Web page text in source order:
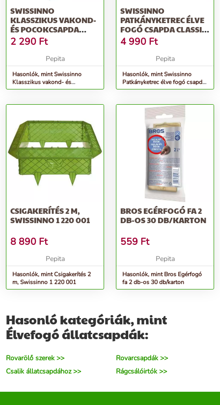
SWISSINNO
KLASSZIKUS VAKOND-
ÉS POCOKCSAPDA
FÉMCSIPESZ
2 290 Ft
Pepita
Hasonlók, mint Swissinno
Klasszikus vakond- és
pocokcsapda fémcsipesz
SWISSINNO
PATKÁNYKETREC ÉLVE
FOGÓ CSAPDA CLASSIC
ÁLLAT- ÉS KÁRTEV...
4 990 Ft
Pepita
Hasonlók, mint Swissinno
Patkányketrec élve fogó csapda
Classic Állat- és kártev...
CSIGAKERÍTÉS 2 M,
SWISSINNO 1 220 001
8 890 Ft
Pepita
Hasonlók, mint Csigakerítés 2
m, Swissinno 1 220 001
BROS EGÉRFOGÓ FA 2
DB-OS 30 DB/KARTON
559 Ft
Pepita
Hasonlók, mint Bros Egérfogó
fa 2 db-os 30 db/karton
Hasonló kategóriák, mint
Élvefogó állatcsapdák:
Rovarölő szerek >>
Rovarcsapdák >>
Csalik állatcsapdához >>
Rágcsálóirtók >>